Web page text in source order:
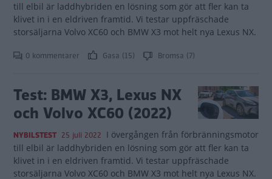
till elbil är laddhybriden en lösning som gör att fler kan ta
klivet in i en eldriven framtid. Vi testar uppfräschade
storsäljarna Volvo XC60 och BMW X3 mot helt nya Lexus NX.
0 kommentarer Gasa (15) Bromsa (7)
Test: BMW X3, Lexus NX
och Volvo XC60 (2022)
NYBILSTEST 25 juli 2022 I övergången från förbränningsmotor
till elbil är laddhybriden en lösning som gör att fler kan ta
klivet in i en eldriven framtid. Vi testar uppfräschade
storsäljarna Volvo XC60 och BMW X3 mot helt nya Lexus NX.